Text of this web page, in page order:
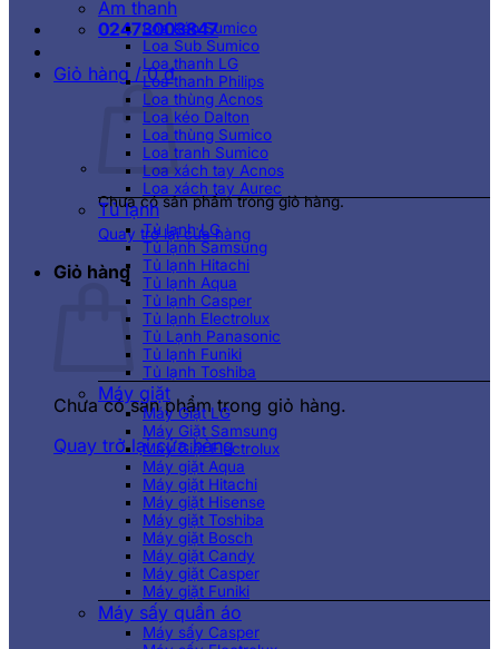
02473003847
Giỏ hàng /0₫
Chưa có sản phẩm trong giỏ hàng.
Quay trở lại cửa hàng
Giỏ hàng
Chưa có sản phẩm trong giỏ hàng.
Quay trở lại cửa hàng
Âm thanh
Loa kéo Sumico
Loa Sub Sumico
Loa thanh LG
Loa thanh Philips
Loa thùng Acnos
Loa kéo Dalton
Loa thùng Sumico
Loa tranh Sumico
Loa xách tay Acnos
Loa xách tay Aurec
Tủ lạnh
Tủ lạnh LG
Tủ lạnh Samsung
Tủ lạnh Hitachi
Tủ lạnh Aqua
Tủ lạnh Casper
Tủ lạnh Electrolux
Tủ Lạnh Panasonic
Tủ lạnh Funiki
Tủ lạnh Toshiba
Máy giặt
Máy Giặt LG
Máy Giặt Samsung
Máy Giặt Electrolux
Máy giặt Aqua
Máy giặt Hitachi
Máy giặt Hisense
Máy giặt Toshiba
Máy giặt Bosch
Máy giặt Candy
Máy giặt Casper
Máy giặt Funiki
Máy sấy quần áo
Máy sấy Casper